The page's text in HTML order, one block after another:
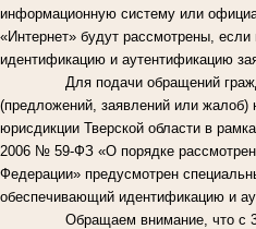
информационную систему или
«Интернет» будут рассмотрены, если
идентификацию и аутентификацию
Для подачи обращений
(предложений, заявлений или жалоб)
юрисдикции Тверской области в
2006 № 59-ФЗ «О порядке
Федерации» предусмотрен
обеспечивающий идентификацию и
Обращаем внимание, что с 30